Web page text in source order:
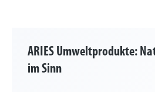
ARIES Umweltprodukte:
im Sinn